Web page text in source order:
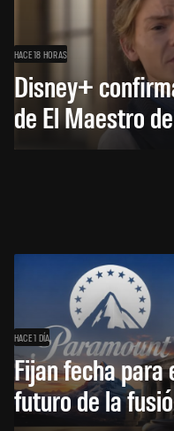
HACE 18 HORAS
Disney+
de El Maestro
HACE 1 DÍA
Fijan fecha
futuro de la